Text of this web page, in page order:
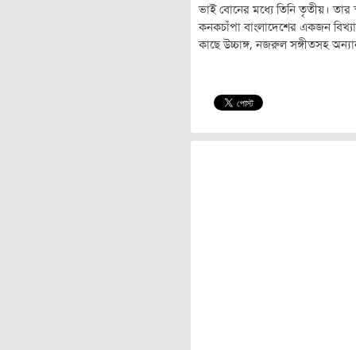
ভাই বোনের মধ্যে তিনি তৃতীয়। তার
কনকচাঁপা বাংলাদেশের একজন
কাছে উচ্চাঙ্গ, নজরুল সঙ্গীতসহ